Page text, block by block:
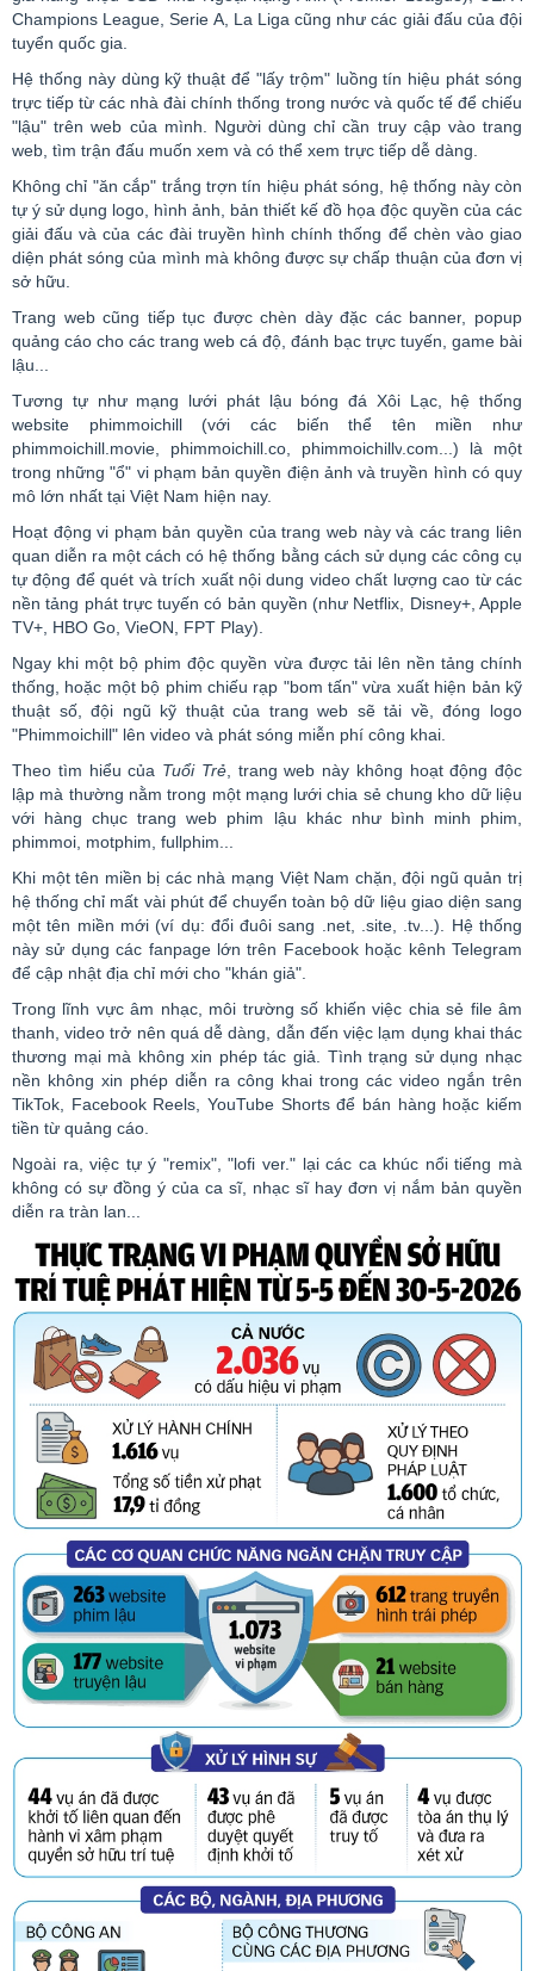
Champions League,Serie A, La Ligacũng như các giải đấu của đội
tuyển quốc gia.
Hệ thống này dùng kỹ thuật để "lấy trộm" luồng tín hiệu phát sóng
trực tiếp từ các nhà đài chính thống trong nước và quốc tế để chiếu
"lậu" trên web của mình. Người dùng chỉ cần truy cập vào trang
web, tìm trận đấu muốn xem và có thể xem trực tiếp dễ dàng.
Không chỉ "ăn cắp" trắng trợn tín hiệu phát sóng, hệ thống này còn
tự ý sử dụng logo, hình ảnh, bản thiết kế đồ họa độc quyền của các
giải đấu và của các đài truyền hình chính thống để chèn vào giao
diện phát sóng của mình mà không được sự chấp thuận của đơn vị
sở hữu.
Trang web cũng tiếp tục được chèn dày đặc các banner, popup
quảng cáo cho các trang web cá độ, đánh bạc trực tuyến, game bài
lậu...
Tương tự như mạng lưới phát lậu bóng đá Xôi Lạc, hệ thống
website phimmoichill(với các biến thể tên miền như
phimmoichill.movie, phimmoichill.co, phimmoichillv.com...) là một
trong những "ổ" vi phạm bản quyền điện ảnh và truyền hình có quy
mô lớn nhất tại Việt Nam hiện nay.
Hoạt động vi phạm bản quyền của trang web này và các trang liên
quan diễn ra một cách có hệ thống bằng cách sử dụng các công cụ
tự động để quét và trích xuất nội dung videochất lượng cao từ các
nền tảng phát trực tuyến có bản quyền (như Netflix, Disney+,Apple
TV+, HBO Go, VieON, FPT Play).
Ngay khi một bộ phim độc quyền vừa được tải lên nền tảng chính
thống, hoặc một bộ phim chiếu rạp "bom tấn" vừa xuất hiện bản kỹ
thuật số, đội ngũ kỹ thuật của trang web sẽ tải về, đóng logo
"Phimmoichill" lên video và phát sóng miễn phí công khai.
Theo tìm hiểu của Tuổi Trẻ, trang web này không hoạt động độc
lập mà thường nằm trong một mạng lưới chia sẻ chung kho dữ liệu
với hàng chục trang web phim lậu khác như bình minh phim,
phimmoi, motphim, fullphim...
Khi một tên miền bị các nhà mạng Việt Nam chặn, đội ngũ quản trị
hệ thống chỉ mất vài phút để chuyển toàn bộ dữ liệu giao diện sang
một tên miền mới (ví dụ: đổi đuôi sang .net, .site, .tv...). Hệ thống
này sử dụng các fanpagelớn trên Facebookhoặc kênhTelegram
để cập nhật địa chỉ mới cho "khán giả".
Trong lĩnh vực âm nhạc, môi trường số khiến việc chia sẻ fileâm
thanh,video trở nên quá dễ dàng, dẫn đến việc lạm dụng khai thác
thương mại mà không xin phép tác giả. Tình trạng sử dụng nhạc
nền không xin phép diễn ra công khai trong các video ngắn trên
TikTok, Facebook Reels,YouTube Shortsđể bán hàng hoặc kiếm
tiền từ quảng cáo.
Ngoài ra, việc tự ý "remix", "lofi ver." lại các ca khúc nổi tiếng mà
không có sự đồng ý của ca sĩ, nhạc sĩ hay đơn vị nắm bản quyền
diễn ra tràn lan...